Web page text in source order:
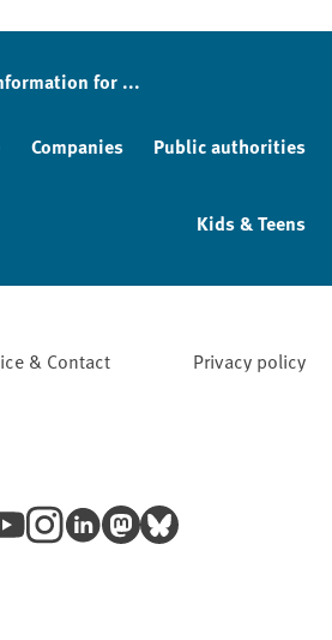
for ...
Companies Public authorities
Kids & Teens
& Contact Privacy policy